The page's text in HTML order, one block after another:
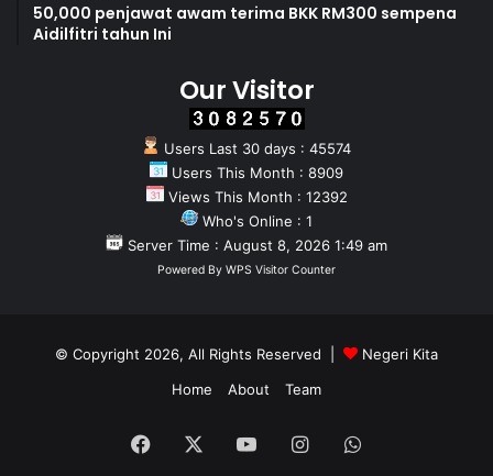
50,000 penjawat awam terima BKK RM300 sempena
Aidilfitri tahun Ini
Our Visitor
Users Last 30 days : 45574
Users This Month : 8909
Views This Month : 12392
Who's Online : 1
Server Time : August 8, 2026 1:49 am
Powered By WPS Visitor Counter
© Copyright 2026, All Rights Reserved |
Negeri Kita
Home
About Team
Facebook YouTubeInstagramWhatsApp